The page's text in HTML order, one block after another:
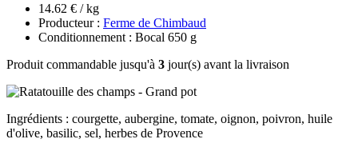
14.62 € / kg
Producteur : Ferme de Chimbaud
Conditionnement : Bocal 650 g
Produit commandable jusqu'à 3 jour(s) avant la livraison
Ingrédients : courgette, aubergine, tomate, oignon, poivron, huile
d'olive, basilic, sel, herbes de Provence